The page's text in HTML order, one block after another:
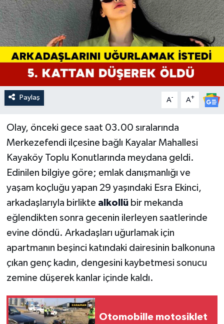
Paylaş A- A+
Olay, önceki gece saat 03.00 sıralarında
Merkezefendi ilçesine bağlı Kayalar Mahallesi
Kayaköy Toplu Konutlarında meydana geldi.
Edinilen bilgiye göre; emlak danışmanlığı ve
yaşam koçluğu yapan 29 yaşındaki Esra Ekinci,
arkadaşlarıyla birlikte alkollübir mekanda
eğlendikten sonra gecenin ilerleyen saatlerinde
evine döndü. Arkadaşları uğurlamak için
apartmanın beşinci katındaki dairesinin balkonuna
çıkan genç kadın, dengesini kaybetmesi sonucu
zemine düşerek kanlar içinde kaldı.
Otomobille motosiklet